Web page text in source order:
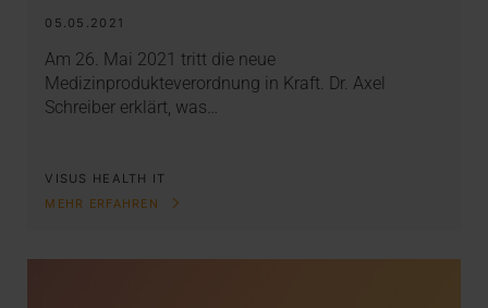
05.05.2021
Am 26. Mai 2021 tritt die neue
Medizinprodukteverordnung in Kraft. Dr. Axel
Schreiber erklärt, was…
VISUS HEALTH IT
MEHR ERFAHREN